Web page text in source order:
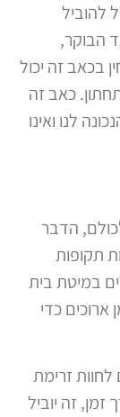
זה יכול
כאב זה
לנו ואינו
הדבר
במיטת בית
כדי
זרימת
זה יוביל